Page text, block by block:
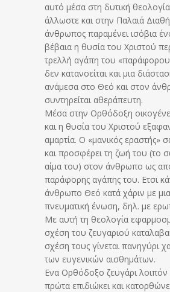
αυτό μέσα στη δυτική
άλλωστε και στην Παλαιά
άνθρωπος παραμένει ισόβια
βέβαια η θυσία του Χριστού
τρελλή αγάπη του
δεν κατανοείται και μια
ανάμεσα στο Θεό και στον
συντηρείται αθεράπευτη.
Μέσα στην Ορθόδοξη
και η θυσία του Χριστού
αμαρτία. Ο «μανικός εραστής»
και προσφέρει τη ζωή του (το
αίμα του) στον άνθρωπο ως
παράφορης αγάπης του. Ετσι
άνθρωπο Θεό κατά χάριν με μια
πνευματική ένωση, δηλ. με
Με αυτή τη θεολογία
σχέση του ζευγαριού
σχέση τους γίνεται πανηγύρι
των ευγενικών αισθημάτων.
Ενα Ορθόδοξο ζευγάρι λοιπόν
πρώτα επιδιώκει και